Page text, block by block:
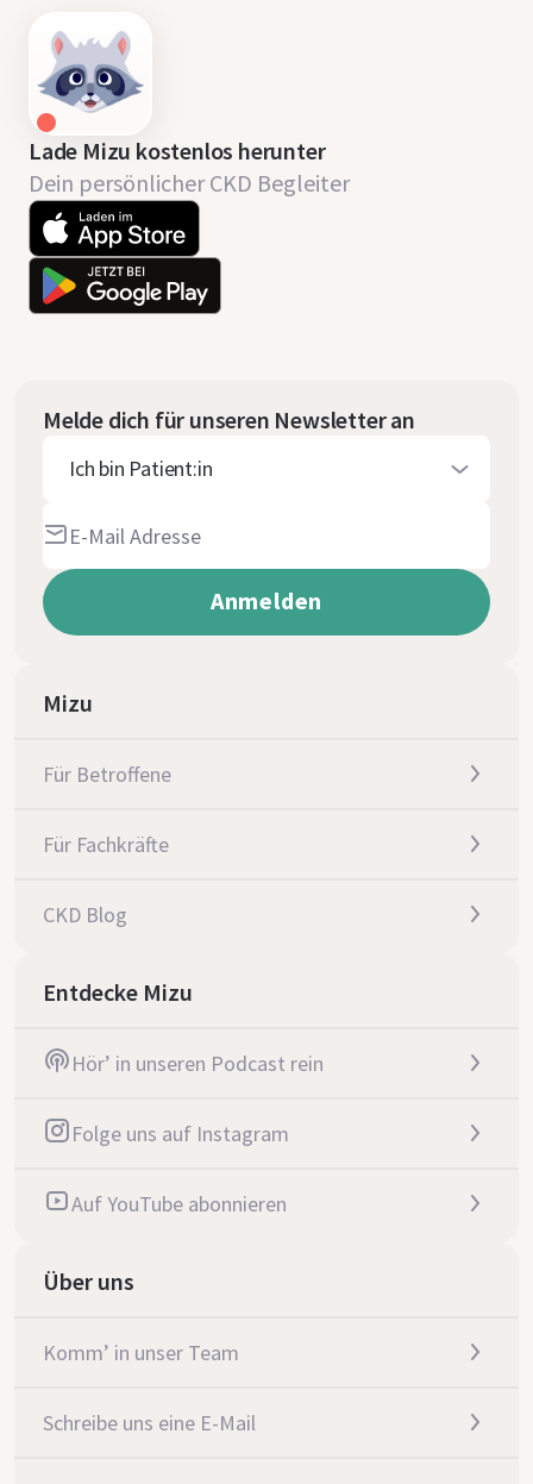
Lade Mizu kostenlos herunter
Dein persönlicher CKD Begleiter
Melde dich für unseren Newsletter an
Ich bin Patient:in
Mizu
Für Betroffene
Für Fachkräfte
CKD Blog
Entdecke Mizu
Hör’ in unseren Podcast rein
Folge uns auf Instagram
Auf YouTube abonnieren
Über uns
Komm’ in unser Team
Schreibe uns eine E-Mail